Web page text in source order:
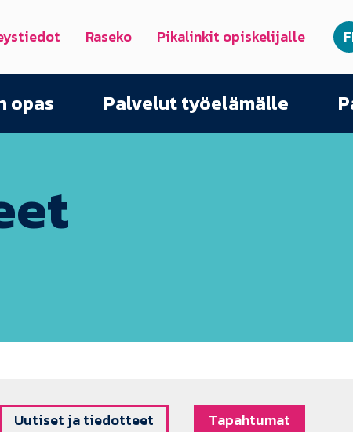
Raseko Pikalinkit opiskelijalle
opas Palvelut työelämälle
Uutiset ja tiedotteet Tapahtumat